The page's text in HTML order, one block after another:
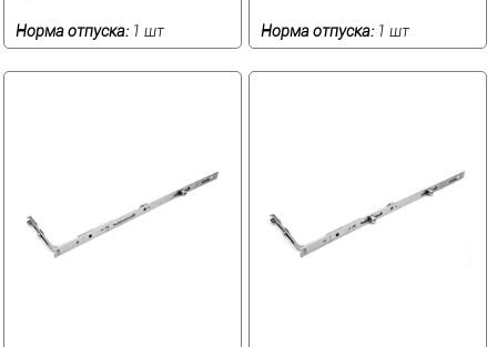
Норма отпуска: 1 шт Норма отпуска: 1 шт